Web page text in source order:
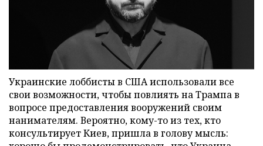
Украинские лоббисты в США использовали все
свои возможности, чтобы повлиять на Трампа в
вопросе предоставления вооружений своим
нанимателям. Вероятно, кому-то из тех, кто
консультирует Киев, пришла в голову мысль: